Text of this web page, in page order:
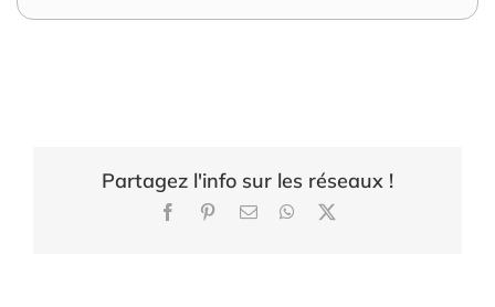
Partagez l'info sur les réseaux !
FacebookPinterest
Email WhatsApp